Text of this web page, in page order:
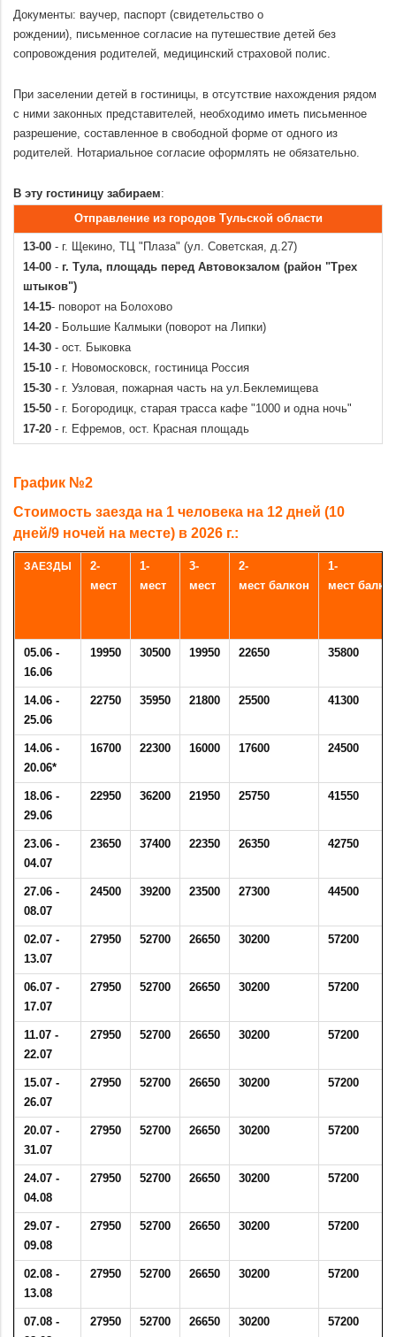
19.08-
30.08
25950 50700 24650 28200 55200
02.09
22300
08.09
11.09
21300 34750 20500 23950 39750
03.09-
14.09
22750 44000 20900 25500 49500
09.09-
20.09
21500 41500 20400 24200
12.09-
23.09
20600 39700 19850 23300 45100
26.09
Документы: ваучер, паспорт (свидетельство о
рождении), письменное согласие на путешествие детей без
сопровождения родителей, медицинский страховой полис.
При заселении детей в гостиницы, в отсутствие нахождения рядом
с ними законных представителей, необходимо иметь письменное
разрешение, составленное в свободной форме от одного из
родителей. Нотариальное согласие оформлять не обязательно.
В эту гостиницу забираем:
Отправление из городов Тульской области
13-00 - г. Щекино, ТЦ "Плаза" (ул. Советская, д.27)
14-00 - г. Тула, площадь перед Автовокзалом (район "Трех
штыков")
14-15- поворот на Болохово
14-20 - Большие Калмыки (поворот на Липки)
14-30 - ост. Быковка
15-10 - г. Новомосковск, гостиница Россия
15-30 - г. Узловая, пожарная часть на ул.Беклемищева
15-50 - г. Богородицк, старая трасса кафе "1000 и одна ночь"
17-20 - г. Ефремов, ост. Красная площадь
График №2
Стоимость заезда на 1 человека на 12 дней (10
дней/9 ночей на месте) в 2026 г.:
ЗАЕЗДЫ
2-
мест
1-
мест
3-
мест
2-
мест балкон
1-
мест
05.06 -
16.06
19950 30500 19950 22650 35800
14.06 -
25.06
22750 35950 21800 25500 41300
14.06 -
20.06*
16700 22300 16000 17600 24500
18.06 -
29.06
22950 36200 21950 25750 41550
23.06 -
04.07
23650 37400 22350 26350 42750
27.06 -
08.07
24500 39200 23500 27300 44500
02.07 -
13.07
27950 52700 26650 30200 57200
06.07 -
17.07
27950 52700 26650 30200 57200
11.07 -
22.07
27950 52700 26650 30200 57200
15.07 -
26.07
27950 52700 26650 30200 57200
20.07 -
31.07
27950 52700 26650 30200 57200
24.07 -
04.08
27950 52700 26650 30200 57200
29.07 -
09.08
27950 52700 26650 30200 57200
02.08 -
13.08
27950 52700 26650 30200 57200
07.08 -
27950 52700 26650 30200 57200